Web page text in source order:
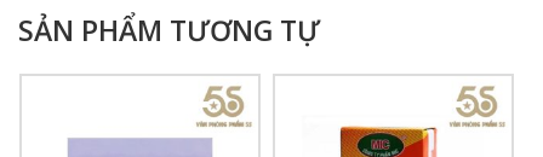
SẢN PHẨM TƯƠNG TỰ